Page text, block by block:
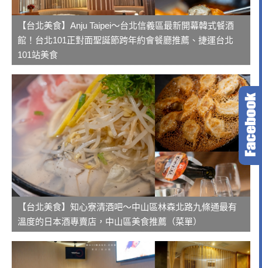
【台北美食】Anju Taipei～台北信義區最新開幕韓式餐酒
館！台北101正對面聖誕節跨年約會餐廳推薦、捷運台北
101站美食
【台北美食】知心寮清酒吧～中山區林森北路九條通最有
溫度的日本酒專賣店，中山區美食推薦（菜單）